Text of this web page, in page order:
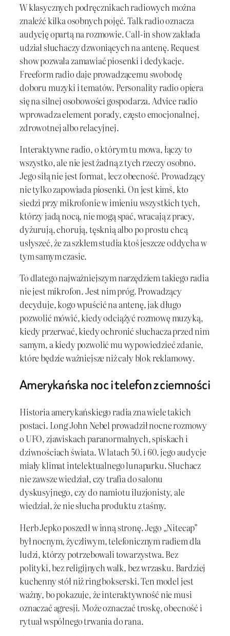
W klasycznych podręcznikach radiowych można
znaleźć kilka osobnych pojęć. Talk radio oznacza
audycję opartą na rozmowie. Call-in show zakłada
udział słuchaczy dzwoniących na antenę. Request
show pozwala zamawiać piosenki i dedykacje.
Freeform radio daje prowadzącemu swobodę
doboru muzyki i tematów. Personality radio opiera
się na silnej osobowości gospodarza. Advice radio
wprowadza element porady, często emocjonalnej,
zdrowotnej albo relacyjnej.
Interaktywne radio, o którym tu mowa, łączy to
wszystko, ale nie jest żadną z tych rzeczy osobno.
Jego siłą nie jest format, lecz obecność. Prowadzący
nie tylko zapowiada piosenki. On jest kimś, kto
siedzi przy mikrofonie w imieniu wszystkich tych,
którzy jadą nocą, nie mogą spać, wracają z pracy,
dyżurują, chorują, tęsknią albo po prostu chcą
usłyszeć, że za szkłem studia ktoś jeszcze oddycha w
tym samym czasie.
To dlatego najważniejszym narzędziem takiego radia
nie jest mikrofon. Jest nim próg. Prowadzący
decyduje, kogo wpuścić na antenę, jak długo
pozwolić mówić, kiedy odciążyć rozmowę muzyką,
kiedy przerwać, kiedy ochronić słuchacza przed nim
samym, a kiedy pozwolić mu wypowiedzieć zdanie,
które będzie ważniejsze niż cały blok reklamowy.
Amerykańska noc i telefon z ciemności
Historia amerykańskiego radia zna wiele takich
postaci. Long John Nebel prowadził nocne rozmowy
o UFO, zjawiskach paranormalnych, spiskach i
dziwnościach świata. W latach 50. i 60. jego audycje
miały klimat intelektualnego lunaparku. Słuchacz
nie zawsze wiedział, czy trafia do salonu
dyskusyjnego, czy do namiotu iluzjonisty, ale
wiedział, że nie słucha produktu z taśmy.
Herb Jepko poszedł w inną stronę. Jego „Nitecap”
był nocnym, życzliwym, telefonicznym radiem dla
ludzi, którzy potrzebowali towarzystwa. Bez
polityki, bez religijnych walk, bez wrzasku. Bardziej
kuchenny stół niż ring bokserski. Ten model jest
ważny, bo pokazuje, że interaktywność nie musi
oznaczać agresji. Może oznaczać troskę, obecność i
rytuał wspólnego trwania do rana.